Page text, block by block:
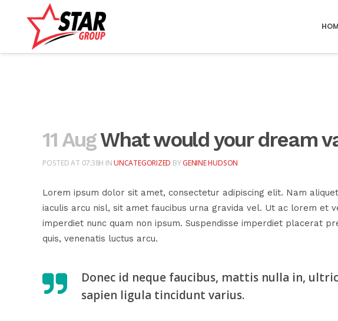
11 AugWhat would your dream
POSTED AT 07:38H INUNCATEGORIZED BYGENINE HUDSON
Lorem ipsum dolor sit amet, consectetur adipiscing elit. Nam
iaculis arcu nisl, sit amet faucibus urna gravida vel. Ut ac lorem
imperdiet nunc quam non ipsum. Suspendisse imperdiet placerat
quis, venenatis luctus arcu.
Donec id neque faucibus, mattis nulla in,
sapien ligula tincidunt varius.